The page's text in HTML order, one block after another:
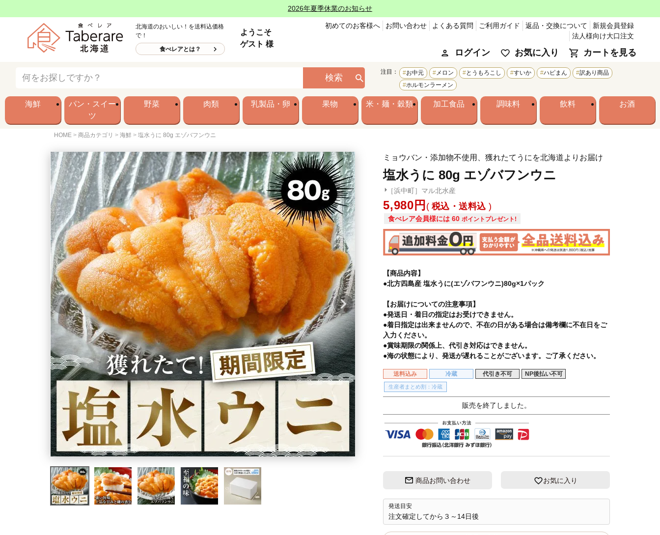
2026年夏季休業のお知らせ
北海道のおいしい！を送料込価格
で！
食べレアとは？
ようこそ
ゲスト 様
初めてのお客様へ お問い合わせ よくある質問 ご利用ガイド 返品・交換について
新規会員登録
法人様向け大口注文
ログイン お気に入り カートを見る
検索
注目： お中元 メロン とうもろこし すいか ハピまん
訳あり商品
ホルモンラーメン
海鮮
パン・スイー
ツ
野菜 肉類 乳製品・卵 果物 米・麺・穀類 加工食品 調味料 飲料 お酒
HOME 商品カテゴリ 海鮮 塩水うに 80g エゾバフンウニ
ミョウバン・添加物不使用、獲れたてうにを北海道よりお届け
塩水うに 80g エゾバフンウニ
［浜中町］マル北水産
5,980 税込・送料込
食べレア会員様には 60 ポイントプレゼント!
【商品内容】
●北方四島産 塩水うに(エゾバフンウニ)80g×1パック
【お届けについての注意事項】
●発送日・着日の指定はお受けできません。
●着日指定は出来ませんので、不在の日がある場合は備考欄に不在日をご
入力ください。
●賞味期限の関係上、代引き対応はできません。
●海の状態により、発送が遅れることがございます。ご了承ください。
送料込み 冷蔵 代引き不可 NP後払い不可
生産者まとめ割：冷蔵
販売を終了しました。
商品お問い合わせ お気に入り
発送目安
注文確定してから３～14日後